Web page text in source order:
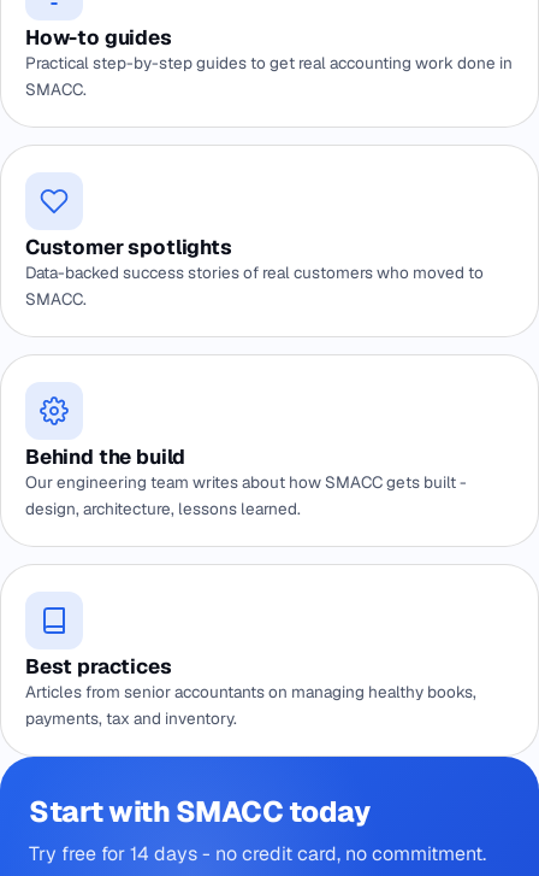
How-to guides
Practical step-by-step guides to get real accounting work done in
SMACC.
Customer spotlights
Data-backed success stories of real customers who moved to
SMACC.
Behind the build
Our engineering team writes about how SMACC gets built -
design, architecture, lessons learned.
Best practices
Articles from senior accountants on managing healthy books,
payments, tax and inventory.
Start with SMACC today
Try free for 14 days - no credit card, no commitment.